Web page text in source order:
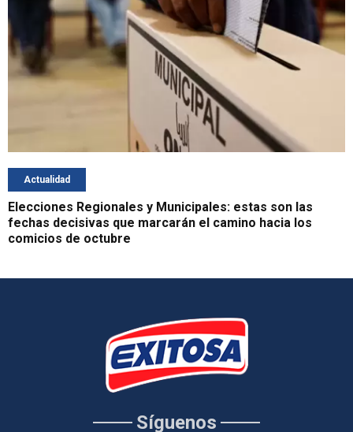
Actualidad
Elecciones Regionales y Municipales: estas son las
fechas decisivas que marcarán el camino hacia los
comicios de octubre
Síguenos